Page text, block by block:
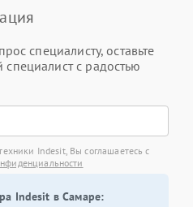
специалисту, оставьте
с радостью
Indesit, Вы соглашаетесь с
Indesit в Самаре: